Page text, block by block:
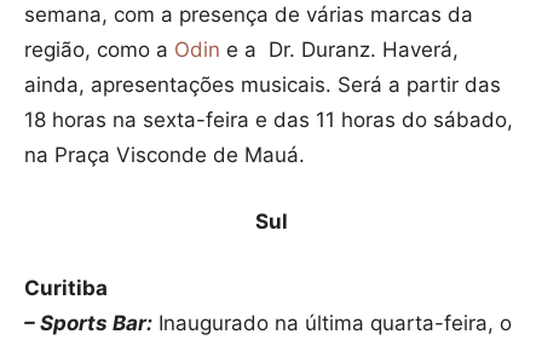
semana, com a presença de várias marcas da
região, como a Odin e a Dr. Duranz. Haverá,
ainda, apresentações musicais. Será a partir das
18 horas na sexta-feira e das 11 horas do sábado,
na Praça Visconde de Mauá.
Sul
Curitiba
– Sports Bar: Inaugurado na última quarta-feira, o